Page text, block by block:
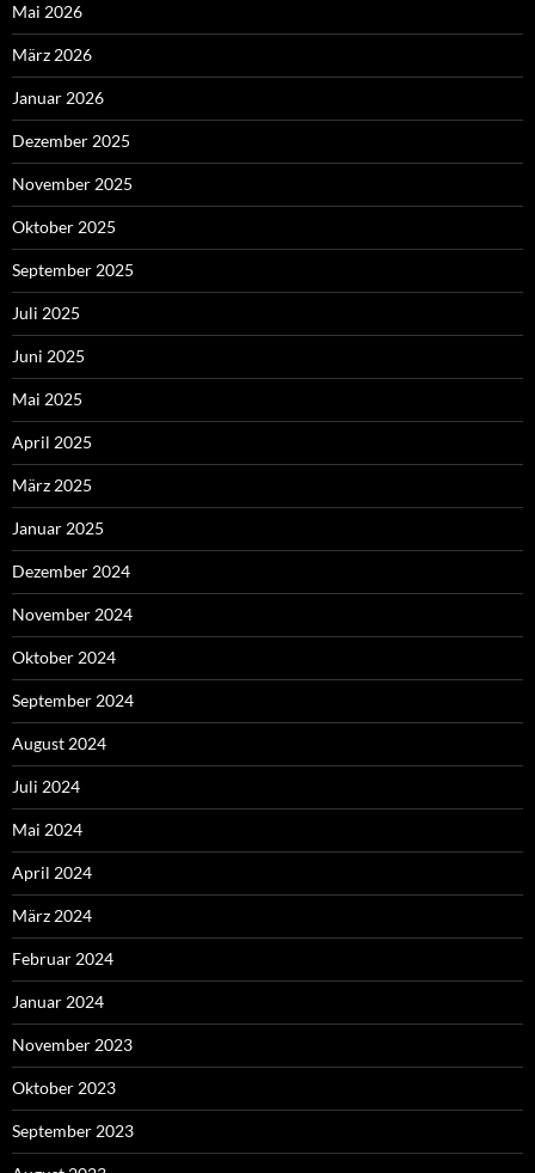
Mai 2026
März 2026
Januar 2026
Dezember 2025
November 2025
Oktober 2025
September 2025
Juli 2025
Juni 2025
Mai 2025
April 2025
März 2025
Januar 2025
Dezember 2024
November 2024
Oktober 2024
September 2024
August 2024
Juli 2024
Mai 2024
April 2024
März 2024
Februar 2024
Januar 2024
November 2023
Oktober 2023
September 2023